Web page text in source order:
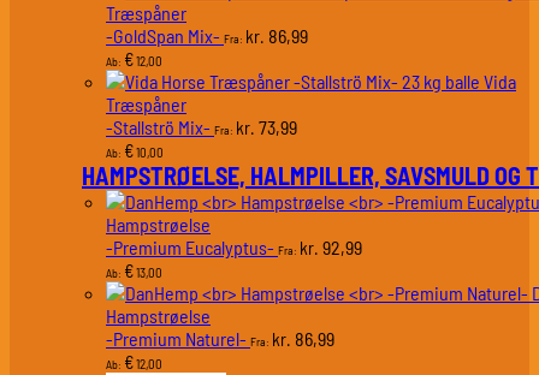
Træspåner
-GoldSpan Mix- Fra: kr. 86,99
Ab: €12,00
Vida
Træspåner
-Stallströ Mix- Fra: kr. 73,99
Ab: €10,00
HAMPSTRØELSE, HALMPILLER, SAVSMULD OG
Hampstrøelse
-Premium Eucalyptus- Fra: kr. 92,99
Ab: €13,00
Hampstrøelse
-Premium Naturel- Fra: kr. 86,99
Ab: €12,00